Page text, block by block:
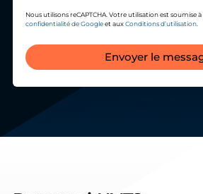
Nous utilisons reCAPTCHA. Votre utilisation est soumise à
confidentialité de Googleet auxConditions d’utilisation.
Envoyer le